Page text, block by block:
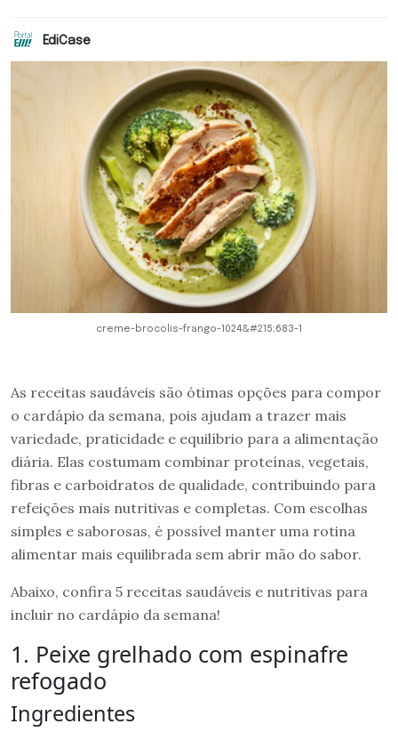
EdiCase
creme-brocolis-frango-1024&#215;683-1
As receitas saudáveis são ótimas opções para compor
o cardápio da semana, pois ajudam a trazer mais
variedade, praticidade e equilíbrio para a alimentação
diária. Elas costumam combinar proteínas, vegetais,
fibras e carboidratos de qualidade, contribuindo para
refeições mais nutritivas e completas. Com escolhas
simples e saborosas, é possível manter uma rotina
alimentar mais equilibrada sem abrir mão do sabor.
Abaixo, confira 5 receitas saudáveis e nutritivas para
incluir no cardápio da semana!
1. Peixe grelhado com espinafre
refogado
Ingredientes